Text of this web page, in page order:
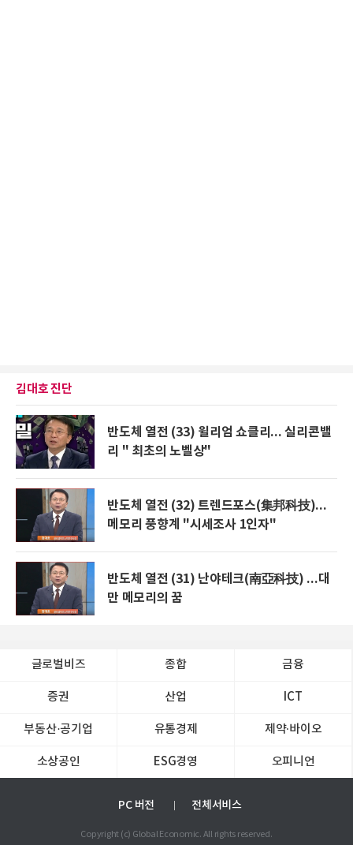
김대호 진단
반도체 열전 (33) 윌리엄 쇼클리... 실리콘밸
리 " 최초의 노벨상"
반도체 열전 (32) 트렌드포스(集邦科技)...
메모리 풍향계 "시세조사 1인자"
반도체 열전 (31) 난야테크(南亞科技) ...대
만 메모리의 꿈
글로벌비즈 종합 금융
증권 산업 ICT
부동산·공기업 유통경제 제약∙바이오
소상공인 ESG경영 오피니언
PC 버전 전체서비스
Copyright (c) Global Economic. All rights reserved.